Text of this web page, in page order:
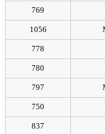
769
1056
778
780
797
750
837